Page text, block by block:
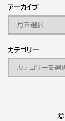
アーカイブ
カテゴリー
©